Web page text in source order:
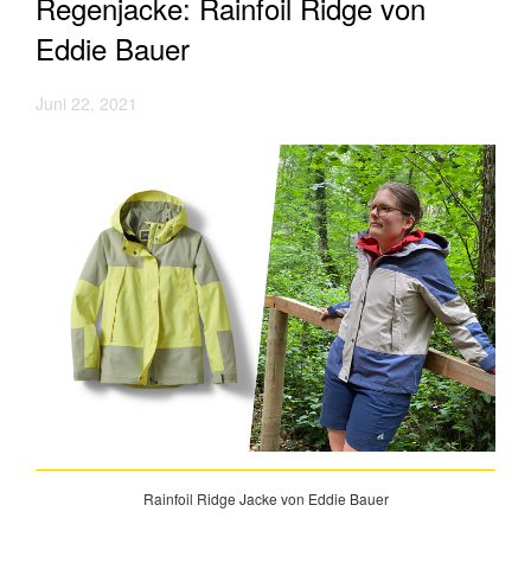
Eddie Bauer
Juni 22, 2021
Rainfoil Ridge Jacke von Eddie Bauer